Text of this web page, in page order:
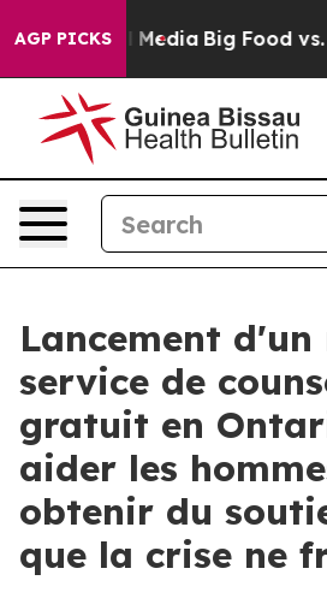
AGP PICKS
Social Media Big Food vs.
Lancement d'un
service de
gratuit en
aider les
obtenir du
que la crise ne